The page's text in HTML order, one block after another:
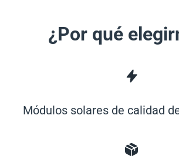
¿Por qué
Módulos solares de calidad